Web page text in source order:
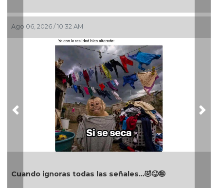
Ago 06, 2026 / 10:32 AM
Cuando ignoras todas las señales…🤣😝🤪
Previous